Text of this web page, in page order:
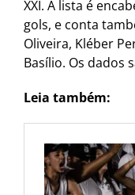
XXI. A lista é
gols, e conta
Oliveira, Kléber
Basílio. Os dados
Leia também: